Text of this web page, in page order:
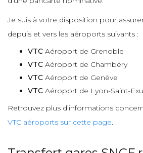
Je suis à votre disposition pour
depuis et vers les aéroports suivants :
VTC Aéroport de Grenoble
VTC Aéroport de Chambéry
VTC Aéroport de Genève
VTC Aéroport de Lyon-Saint-
Retrouvez plus d’informations
VTC aéroports sur cette page.